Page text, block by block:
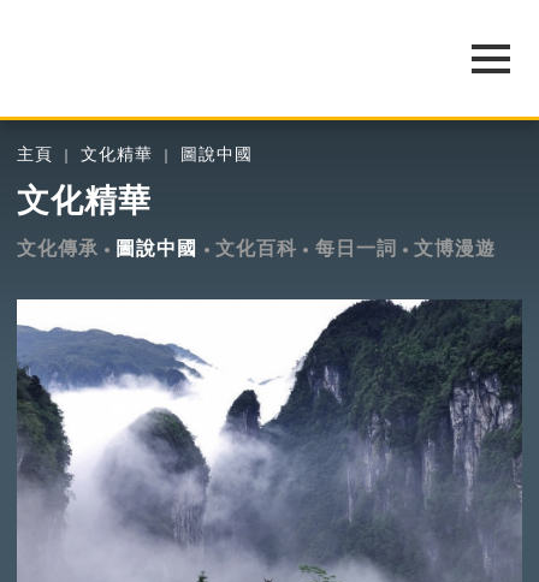
主頁 文化精華 圖說中國
文化精華
文化傳承 圖說中國 文化百科 每日一詞 文博漫遊